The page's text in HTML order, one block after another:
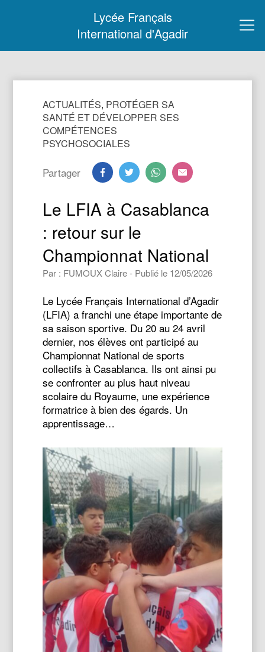
Lycée Français
International d'Agadir
ACTUALITÉS, PROTÉGER SA
SANTÉ ET DÉVELOPPER SES
COMPÉTENCES
PSYCHOSOCIALES
Partager
Le LFIA à Casablanca
: retour sur le
Championnat National
Par : FUMOUX Claire - Publié le 12/05/2026
Le Lycée Français International d’Agadir
(LFIA) a franchi une étape importante de
sa saison sportive. Du 20 au 24 avril
dernier, nos élèves ont participé au
Championnat National de sports
collectifs à Casablanca. Ils ont ainsi pu
se confronter au plus haut niveau
scolaire du Royaume, une expérience
formatrice à bien des égards. Un
apprentissage…